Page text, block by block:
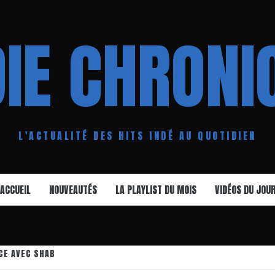
L'ACTUALITÉ DES HITS INDÉ AU QUOTIDIEN
ACCUEIL NOUVEAUTÉS LA PLAYLIST DU MOIS VIDÉOS DU JOUR
AVEC SHAB